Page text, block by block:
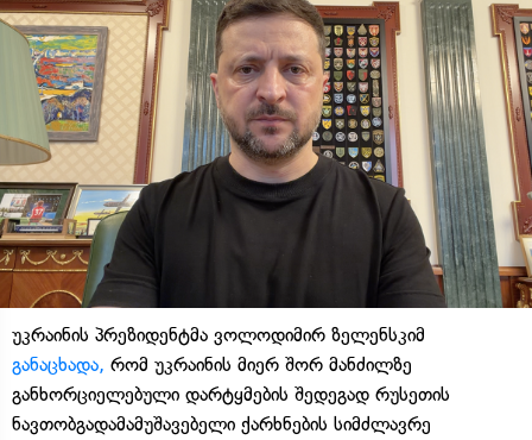
უკრაინის პრეზიდენტმა ვოლოდიმირ ზელენსკიმ
განაცხადა, რომ უკრაინის მიერ შორ მანძილზე
განხორციელებული დარტყმების შედეგად რუსეთის
ნავთობგადამამუშავებელი ქარხნების სიმძლავრე